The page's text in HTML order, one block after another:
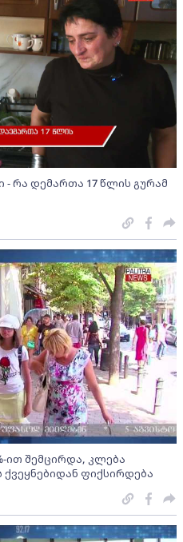
რა დემართა 17 წლის გურამ
ით შემცირდა, კლება
ფიქსირდება